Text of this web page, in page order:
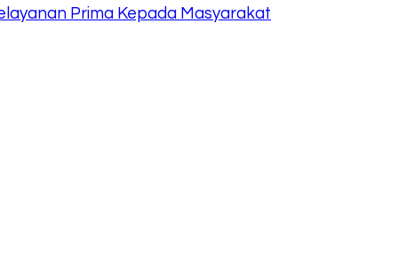
Prima Kepada Masyarakat